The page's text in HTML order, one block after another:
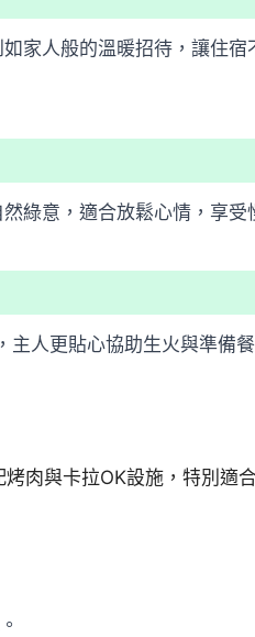
家人般的溫暖招待，讓住
綠意，適合放鬆心情，享受
人更貼心協助生火與準備
肉與卡拉OK設施，特別適